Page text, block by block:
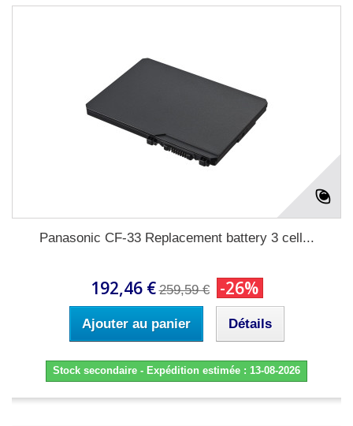
Panasonic CF-33 Replacement battery 3 cell...
192,46 € 259,59 € -26%
Ajouter au panier Détails
Stock secondaire - Expédition estimée : 13-08-2026